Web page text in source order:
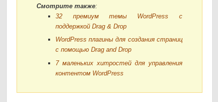
Смотрите также:
32 премиум темы WordPress с
поддержкой Drag & Drop
WordPress плагины для создания страниц
с помощью Drag and Drop
7 маленьких хитростей для управления
контентом WordPress